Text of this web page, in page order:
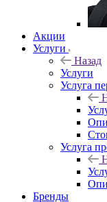
Акции
Услуги
Назад
Услуги
Услуга
Услуга
Бренды